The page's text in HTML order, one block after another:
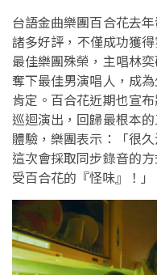
台語金曲樂團百合花去
諸多好評，不僅成功獲
最佳樂團殊榮，主唱林
奪下最佳男演唱人，成
肯定。百合花近期也宣
巡迴演出，回歸最根本
體驗，樂團表示：「很
這次會採取同步錄音的
受百合花的『怪味』！」